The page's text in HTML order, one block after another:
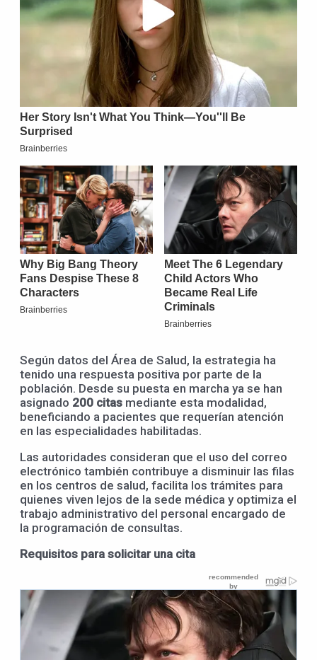
Según datos del Área de Salud, la estrategia ha
tenido una respuesta positiva por parte de la
población. Desde su puesta en marcha ya se han
asignado 200 citas mediante esta modalidad,
beneficiando a pacientes que requerían atención
en las especialidades habilitadas.
Las autoridades consideran que el uso del correo
electrónico también contribuye a disminuir las filas
en los centros de salud, facilita los trámites para
quienes viven lejos de la sede médica y optimiza el
trabajo administrativo del personal encargado de
la programación de consultas.
Requisitos para solicitar una cita